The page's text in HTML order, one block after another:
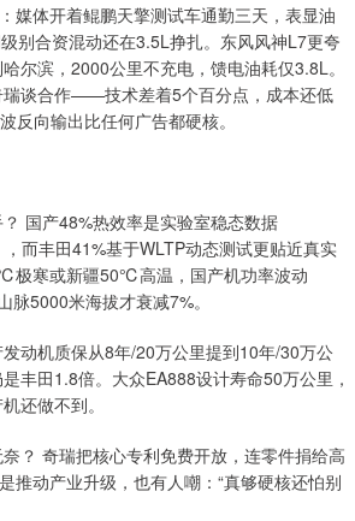
媒体开着鲲鹏天擎测试车通勤三天，表显油
别合资混动还在3.5L挣扎。东风风神L7更夸
尔滨，2000公里不充电，馈电油耗仅3.8L。
瑞谈合作——技术差着5个百分点，成本还低
反向输出比任何广告都硬核。
国产48%热效率是实验室稳态数据
，而丰田41%基于WLTP动态测试更贴近真实
极寒或新疆50℃高温，国产机功率波动
脉5000米海拔才衰减7%。
动机质保从8年/20万公里提到10年/30万公
丰田1.8倍。大众EA888设计寿命50万公里，
还做不到。
？ 奇瑞把核心专利免费开放，连零件捐给高
推动产业升级，也有人嘲：“真够硬核还怕别